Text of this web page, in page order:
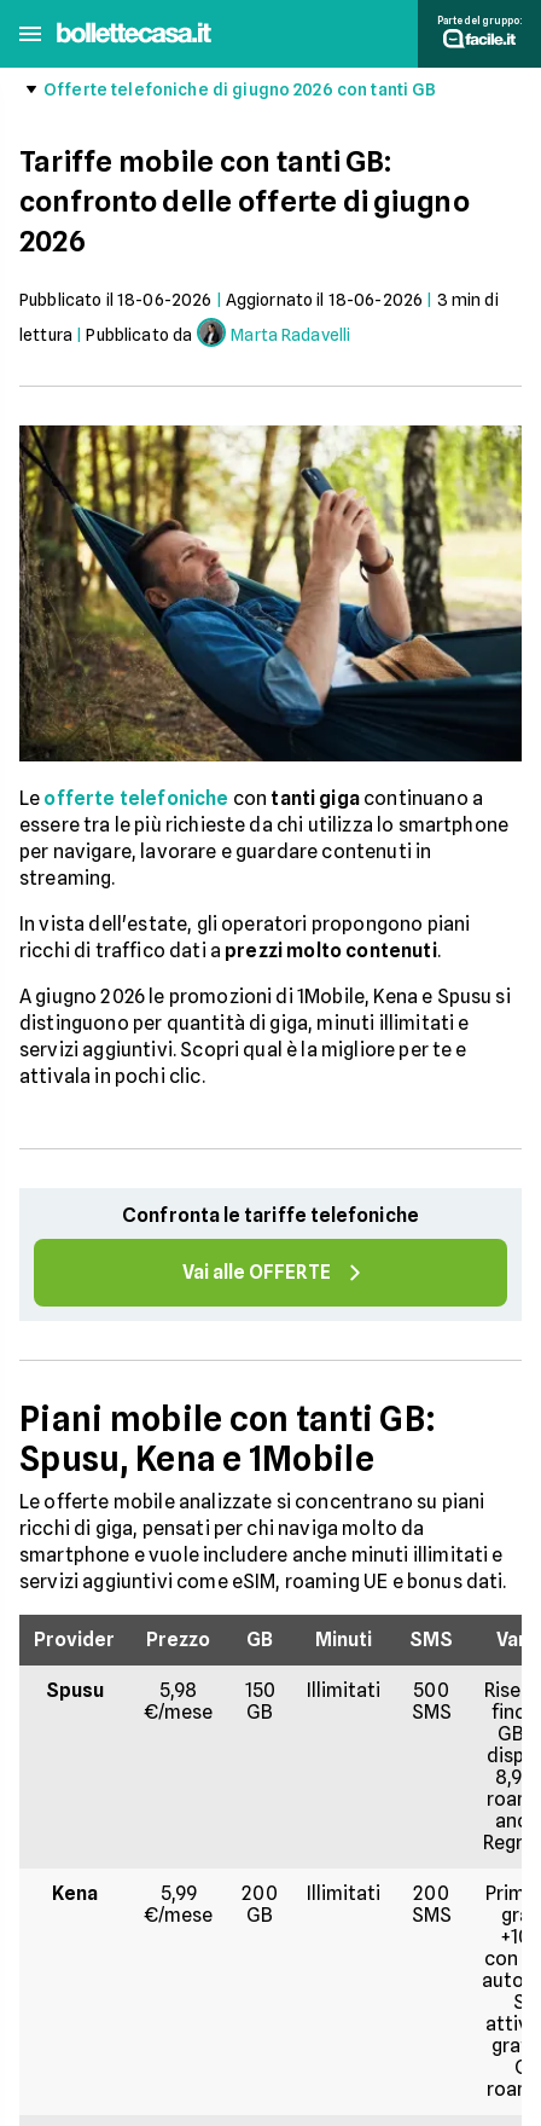
Parte del gruppo:
Offerte telefoniche di giugno 2026 con tanti GB
Tariffe mobile con tanti GB:
confronto delle offerte di giugno
2026
Pubblicato il 18-06-2026 Aggiornato il 18-06-2026 3 min di
lettura |Pubblicato da Marta Radavelli
Le offerte telefoniche con tanti gigacontinuano a
essere tra le più richieste da chi utilizza lo smartphone
per navigare, lavorare e guardare contenuti in
streaming.
In vista dell'estate, gli operatori propongono piani
ricchi di traffico dati a prezzi molto contenuti.
A giugno 2026 le promozioni di 1Mobile, Kena e Spusu si
distinguono per quantità di giga, minuti illimitati e
servizi aggiuntivi. Scopri qual è la migliore per te e
attivala in pochi clic.
Confronta le tariffe telefoniche
Vai alle OFFERTE
Piani mobile con tanti GB:
Spusu, Kena e 1Mobile
Le offerte mobile analizzate si concentrano su piani
ricchi di giga, pensati per chi naviga molto da
smartphone e vuole includere anche minuti illimitati e
servizi aggiuntivi come eSIM, roaming UE e bonus dati.
Provider Prezzo GB Minuti SMS
Spusu
5,98
€/mese
150
GB
Illimitati
500
SMS
fino
GB,
8,91
Kena
5,99
€/mese
200
GB
Illimitati
200
SMS
Primi
con